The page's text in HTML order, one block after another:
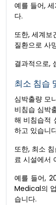
예를 들어,
다.
또한, 세계
질환으로 사
결과적으로,
최소 침습
심박출량 모
비침습 심박
해 비침습적
하고 있습니
또한, 최소
료 시설에서
예를 들어,
Medical의
습니다.